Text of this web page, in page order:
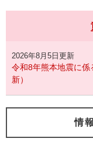
2026年8月5日更新
令和8年熊本地震に
新）
情